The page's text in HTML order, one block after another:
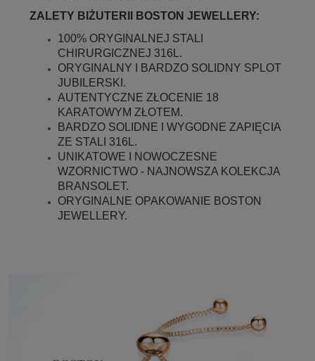
ZALETY BIŻUTERII BOSTON JEWELLERY:
100% ORYGINALNEJ STALI
CHIRURGICZNEJ 316L.
ORYGINALNY I BARDZO SOLIDNY SPLOT
JUBILERSKI.
AUTENTYCZNE ZŁOCENIE 18
KARATOWYM ZŁOTEM.
BARDZO SOLIDNE I WYGODNE ZAPIĘCIA
ZE STALI 316L.
UNIKATOWE I NOWOCZESNE
WZORNICTWO - NAJNOWSZA KOLEKCJA
BRANSOLET.
ORYGINALNE OPAKOWANIE BOSTON
JEWELLERY.